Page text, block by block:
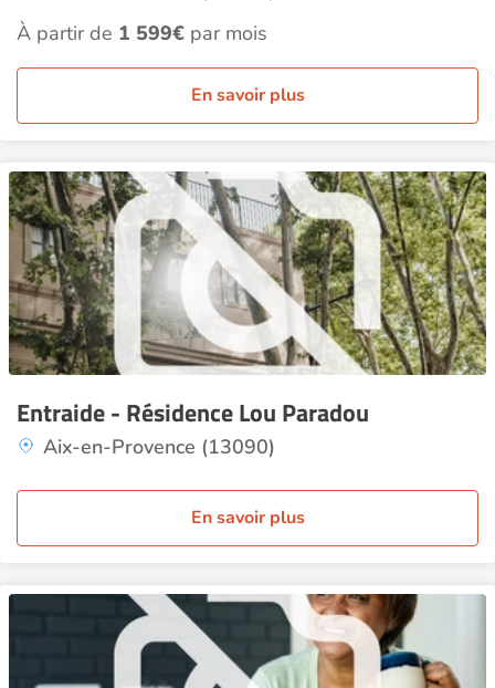
À partir de 1 599€ par mois
En savoir plus
Entraide - Résidence Lou Paradou
Aix-en-Provence (13090)
En savoir plus